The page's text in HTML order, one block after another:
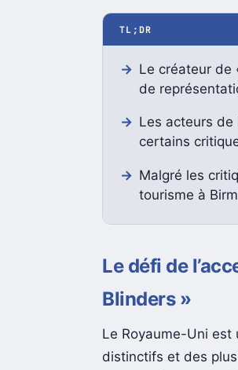
TL;DR
Le créateur de
de
Les acteurs de
certains
Malgré les
tourisme à
Le défi de
Blinders »
Le Royaume-Uni est
distinctifs et des